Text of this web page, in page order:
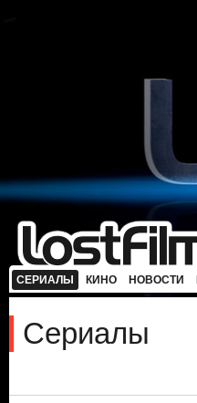
СЕРИАЛЫ КИНО НОВОСТИ
Сериалы